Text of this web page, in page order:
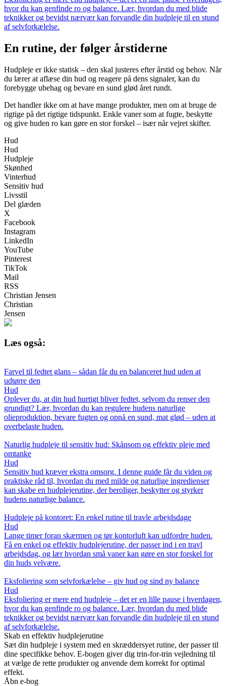
hvor du kan genfinde ro og balance. Lær, hvordan du med blide
teknikker og bevidst nærvær kan forvandle din hudpleje til en stund
af selvforkælelse.
En rutine, der følger årstiderne
Hudpleje er ikke statisk – den skal justeres efter årstid og behov. Når
du lærer at aflæse din hud og reagere på dens signaler, kan du
forebygge ubehag og bevare en sund glød året rundt.
Det handler ikke om at have mange produkter, men om at bruge de
rigtige på det rigtige tidspunkt. Enkle vaner som at fugte, beskytte
og give huden ro kan gøre en stor forskel – især når vejret skifter.
Hud
Hud
Hudpleje
Skønhed
Vinterhud
Sensitiv hud
Livsstil
Del glæden
X
Facebook
Instagram
LinkedIn
YouTube
Pinterest
TikTok
Mail
RSS
Christian Jensen
Christian
Jensen
Læs også:
Farvel til fedtet glans – sådan får du en balanceret hud uden at
udtørre den
Hud
Oplever du, at din hud hurtigt bliver fedtet, selvom du renser den
grundigt? Lær, hvordan du kan regulere hudens naturlige
olieproduktion, bevare fugten og opnå en sund, mat glød – uden at
overbelaste huden.
Naturlig hudpleje til sensitiv hud: Skånsom og effektiv pleje med
omtanke
Hud
Sensitiv hud kræver ekstra omsorg. I denne guide får du viden og
praktiske råd til, hvordan du med milde og naturlige ingredienser
kan skabe en hudplejerutine, der beroliger, beskytter og styrker
hudens naturlige balance.
Hudpleje på kontoret: En enkel rutine til travle arbejdsdage
Hud
Lange timer foran skærmen og tør kontorluft kan udfordre huden.
Få en enkel og effektiv hudplejerutine, der passer ind i en travl
arbejdsdag, og lær hvordan små vaner kan gøre en stor forskel for
din huds velvære.
Eksfoliering som selvforkælelse – giv hud og sind ny balance
Hud
Eksfoliering er mere end hudpleje – det er en lille pause i hverdagen,
hvor du kan genfinde ro og balance. Lær, hvordan du med blide
teknikker og bevidst nærvær kan forvandle din hudpleje til en stund
af selvforkælelse.
Skab en effektiv hudplejerutine
Sæt din hudpleje i system med en skræddersyet rutine, der passer til
dine specifikke behov. E-bogen giver dig trin-for-trin vejledning til
at vælge de rette produkter og anvende dem korrekt for optimal
effekt.
Åbn e-bog